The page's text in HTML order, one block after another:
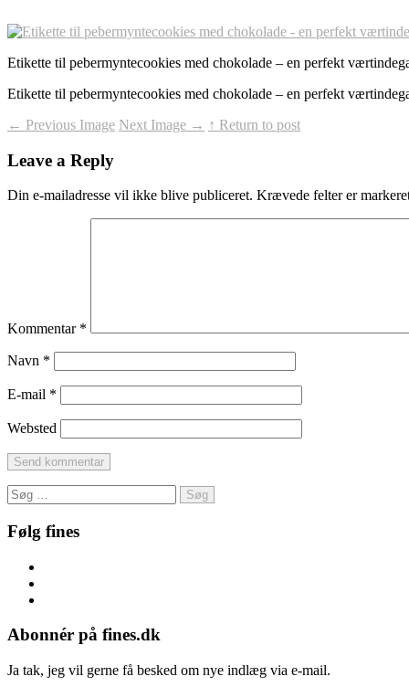
Etikette til pebermyntecookies med chokolade – en perfekt
Etikette til pebermyntecookies med chokolade – en perfekt
← Previous Image Next Image → ↑ Return to post
Leave a Reply
Din e-mailadresse vil ikke blive publiceret. Krævede felter er
Kommentar *
Navn *
E-mail *
Websted
Søg
efter:
Følg fines
Abonnér på fines.dk
Ja tak, jeg vil gerne få besked om nye indlæg via e-mail.